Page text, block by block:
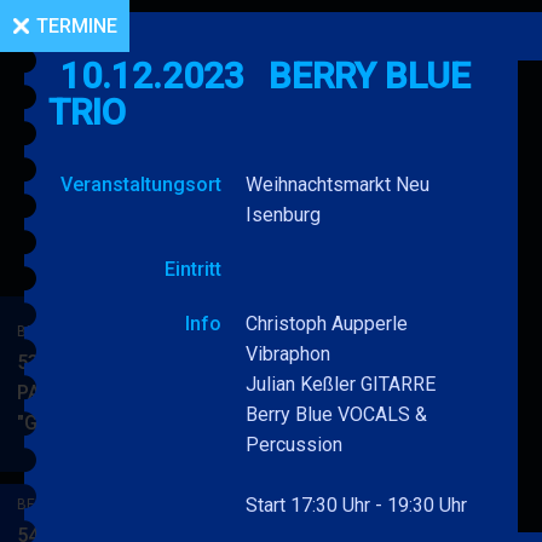
BERRY BLUE & BAND
53. JAZZ Matinee in den
PARKSIDE STUDIOS
"Gypsy Jazz"
BERRY BLUE & BAND
54. JAZZ Matinee in den
TERMINE
10.12.2023
BERRY BLUE
TRIO
Veranstaltungsort
Weihnachtsmarkt Neu
Isenburg
Eintritt
Info
Christoph Aupperle
Vibraphon
Julian Keßler GITARRE
Berry Blue VOCALS &
Percussion
Start 17:30 Uhr - 19:30 Uhr